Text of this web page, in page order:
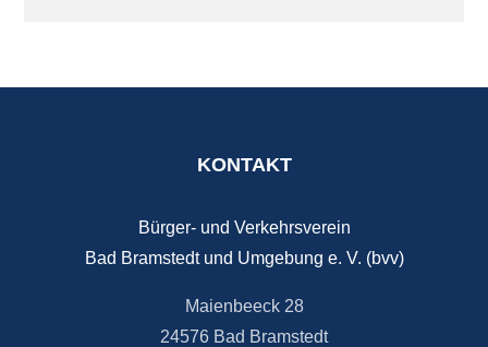
KONTAKT
Bürger- und Verkehrsverein
Bad Bramstedt und Umgebung e. V. (bvv)
Maienbeeck 28
24576 Bad Bramstedt